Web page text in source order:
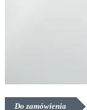
Do zamówienia